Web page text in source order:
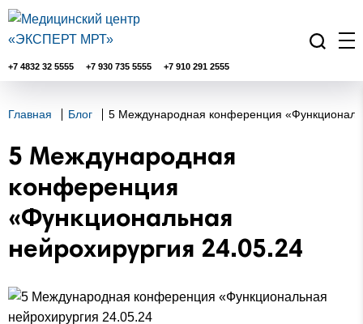
+7 4832 32 5555 +7 930 735 5555 +7 910 291 2555
Главная Блог 5 Международная конференция
5 Международная
конференция
«Функциональная
нейрохирургия 24.05.24